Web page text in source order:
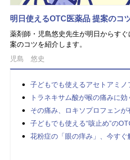
明日使えるOTC医薬品 提案のコ
薬剤師・児島悠史先生が明日からす
案のコツを紹介します。
児島 悠史
子どもでも使えるアセトアミノ
トラネキサム酸が喉の痛みに効
その痛み、ロキソプロフェンが
子どもでも使える“咳止め”の
花粉症の「眼の痒み」、今すぐ